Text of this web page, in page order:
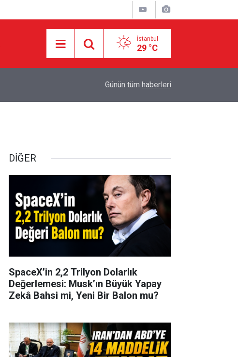
İstanbul
29 °C
İşgalci Yerleşimciler Filistinlilerin Evlerini Ateşe
Günün tüm haberleri
DİĞER
SpaceX’in 2,2 Trilyon Dolarlık
Değerlemesi: Musk’ın Büyük Yapay
Zekâ Bahsi mi, Yeni Bir Balon mu?